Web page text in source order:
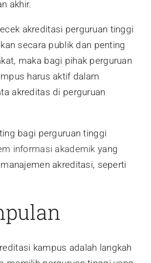
akhir.
akreditasi perguruan tinggi
secara publik dan penting
maka bagi pihak perguruan
harus aktif dalam
akreditas di perguruan
bagi perguruan tinggi
informasi akademik yang
akreditasi, seperti
kampus adalah langkah